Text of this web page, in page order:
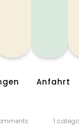
Anfahrt
1